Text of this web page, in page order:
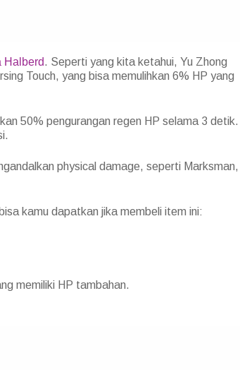
Halberd. Seperti yang kita ketahui, Yu Zhong
Touch, yang bisa memulihkan 6% HP yang
50% pengurangan regen HP selama 3 detik.
physical damage, seperti Marksman,
kamu dapatkan jika membeli item ini:
memiliki HP tambahan.